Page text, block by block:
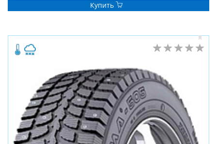
Купить